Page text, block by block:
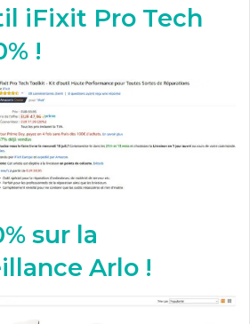
iFixit Pro Tech
!
sur la
Arlo !